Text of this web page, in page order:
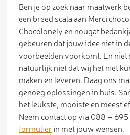
Ben je op zoek naar maatwerk
een breed scala aan Merci
Chocolonely en nougat
gebeuren dat jouw idee niet in
voorbeelden voorkomt. En niet
natuurlijk niet dat wij het niet
maken en leveren. Daag ons
genoeg oplossingen in huis.
het leukste, mooiste en meest
Neem contact op via 088 –
formulierin met jouw wensen.